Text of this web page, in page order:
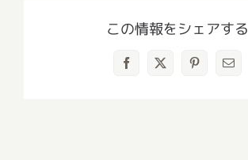
この情報をシェアする
Facebook
X Pinterest
電